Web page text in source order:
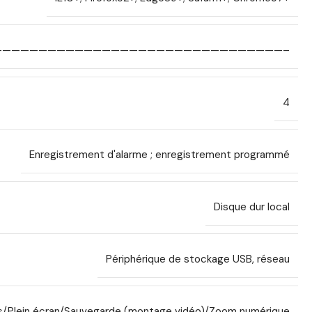
4
Enregistrement d'alarme ; enregistrement programmé
Disque dur local
Périphérique de stockage USB, réseau